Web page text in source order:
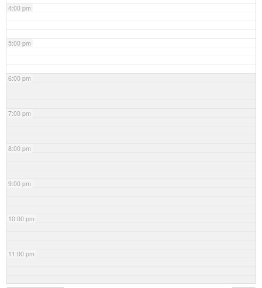
4:00 pm
5:00 pm
6:00 pm
7:00 pm
8:00 pm
9:00 pm
10:00 pm
11:00 pm